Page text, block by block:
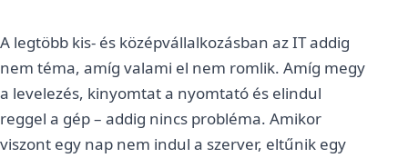
A legtöbb kis- és középvállalkozásban az IT addig
nem téma, amíg valami el nem romlik. Amíg megy
a levelezés, kinyomtat a nyomtató és elindul
reggel a gép – addig nincs probléma. Amikor
viszont egy nap nem indul a szerver, eltűnik egy